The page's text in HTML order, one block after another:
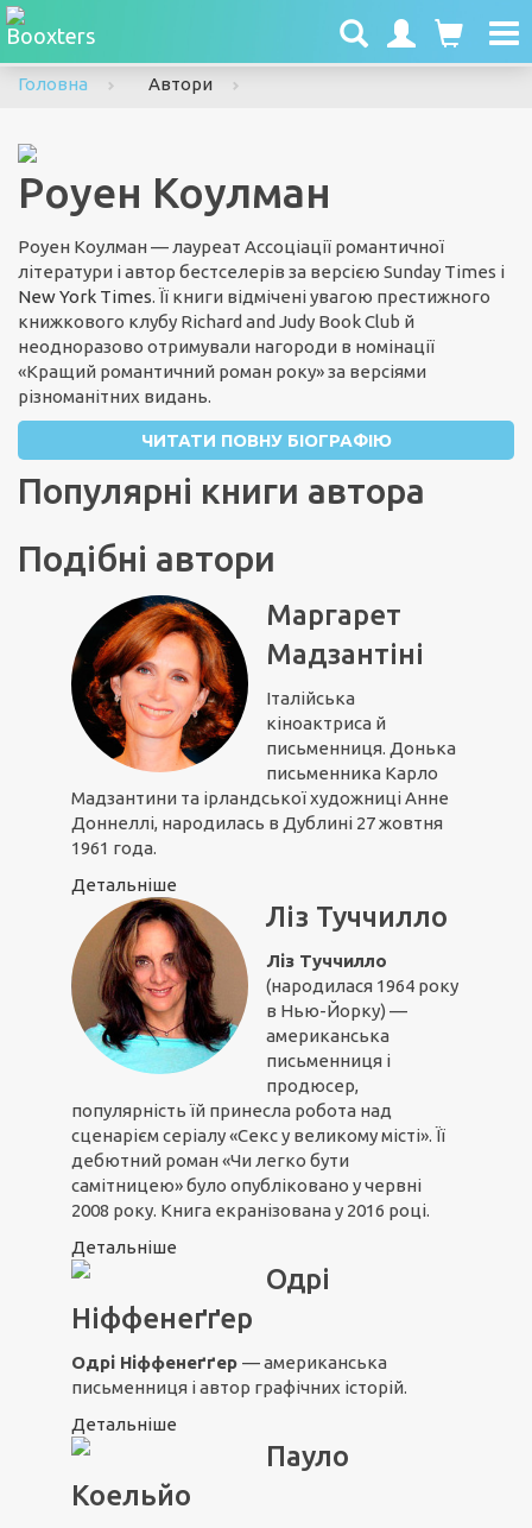
Головна
Автори
Роуен Коулман
Роуен Коулман — лауреат Ассоціації романтичної
літератури і автор бестселерів за версією Sunday Times і
New York Times. Її книги відмічені увагою престижного
книжкового клубу Richard and Judy Book Club й
неодноразово отримували нагороди в номінації
«Кращий романтичний роман року» за версіями
різноманітних видань.
ЧИТАТИ ПОВНУ БІОГРАФІЮ
Популярні книги автора
Подібні автори
Маргарет
Мадзантіні
Італійська
кіноактриса й
письменниця. Донька
письменника Карло
Мадзантини та ірландської художниці Анне
Доннеллі, народилась в Дублині 27 жовтня
1961 года.
Детальніше
Ліз Туччилло
Ліз Туччилло
(народилася 1964 року
в Нью-Йорку) —
американська
письменниця і
продюсер,
популярність їй принесла робота над
сценарієм серіалу «Секс у великому місті». Її
дебютний роман «Чи легко бути
самітницею» було опубліковано у червні
2008 року. Книга екранізована у 2016 році.
Детальніше
Одрі
Ніффенеґґер
Одрі Ніффенеґґер — американська
письменниця і автор графічних історій.
Детальніше
Пауло
Коельйо